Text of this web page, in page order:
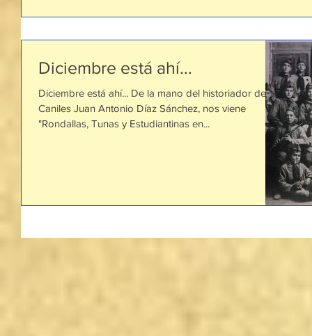
Diciembre está ahí...
Diciembre está ahí... De la mano del historiador de
Caniles Juan Antonio Díaz Sánchez, nos viene
"Rondallas, Tunas y Estudiantinas en...